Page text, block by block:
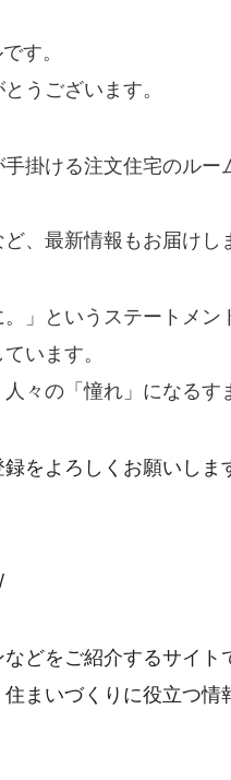
す。
うございます。
掛ける注文住宅のル
、最新情報もお届けし
」というステートメ
います。
々の「憧れ」になるす
をよろしくお願いしま
どをご紹介するサイト
まいづくりに役立つ情